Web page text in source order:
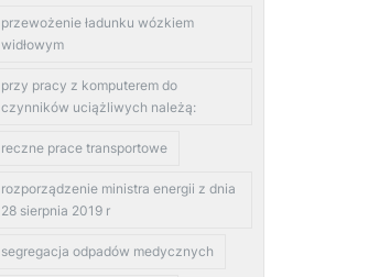
przewożenie ładunku wózkiem
widłowym
przy pracy z komputerem do
czynników uciążliwych należą:
reczne prace transportowe
rozporządzenie ministra energii z dnia
28 sierpnia 2019 r
segregacja odpadów medycznych